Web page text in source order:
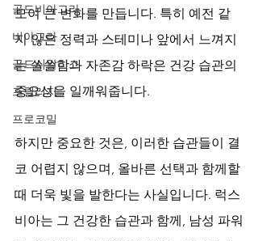
골드비아그라
비아그라
골드시알리스
프릴리지
프로코밀
모여 큰 변화를 만듭니다. 특히 예전 같
지 않은 정력과 스테미나 앞에서 느껴지
는 쓸쓸함과 자존감 하락은 건강 습관의
중요성을 일깨워줍니다.
하지만 중요한 것은, 이러한 습관들이 결
코 어렵지 않으며, 올바른 선택과 함께할
때 더욱 빛을 발한다는 사실입니다. 럭스
비아는 그 건강한 습관과 함께, 남성 파워